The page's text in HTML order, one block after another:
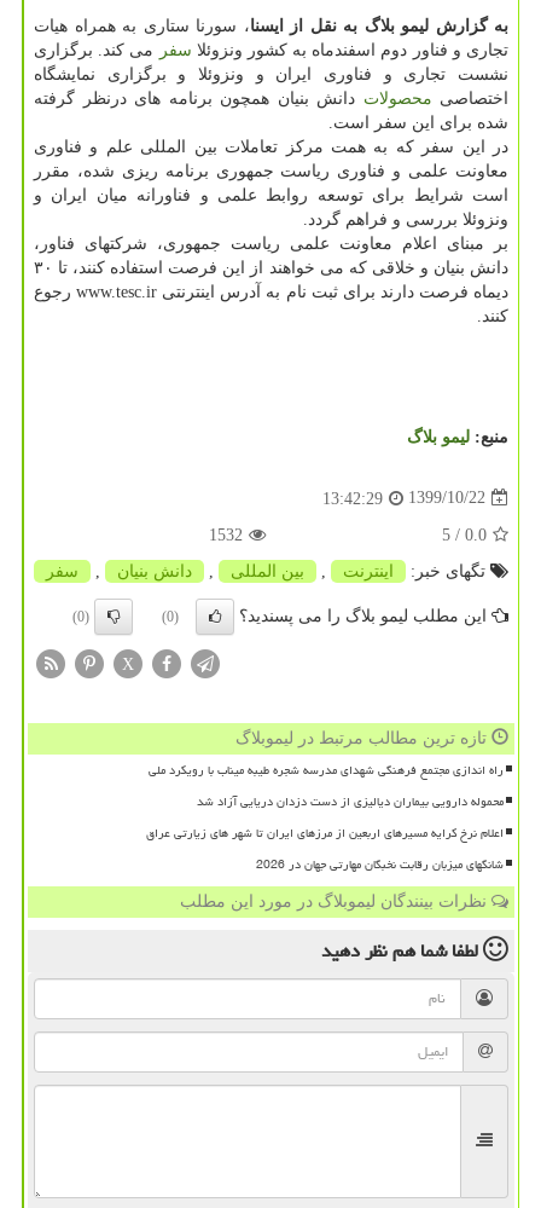
به گزارش لیمو بلاگ به نقل از ایسنا، سورنا ستاری به همراه هیات
تجاری و فناور دوم اسفندماه به کشور ونزوئلا سفر
می کند. برگزاری
نشست تجاری و فناوری ایران و ونزوئلا و برگزاری نمایشگاه
اختصاصی محصولات دانش بنیان همچون برنامه های درنظر گرفته
شده برای این سفر است.
در این سفر که به همت مرکز تعاملات بین المللی علم و فناوری
معاونت علمی و فناوری ریاست جمهوری برنامه ریزی شده، مقرر
است شرایط برای توسعه روابط علمی و فناورانه میان ایران و
ونزوئلا بررسی و فراهم گردد.
بر مبنای اعلام معاونت علمی ریاست جمهوری، شرکتهای فناور،
دانش بنیان و خلاقی که می خواهند از این فرصت استفاده کنند، تا ۳۰
دیماه فرصت دارند برای ثبت نام به آدرس اینترنتی www.tesc.ir رجوع
کنند.
منبع: لیمو بلاگ
1399/10/22
13:42:29
0.0
/ 5
1532
تگهای خبر:
اینترنت بین المللی دانش بنیان سفر
این مطلب لیمو بلاگ را می پسندید؟ (0)
(0)
X
تازه ترین مطالب مرتبط در لیموبلاگ
راه اندازی مجتمع فرهنگی شهدای مدرسه شجره طیبه میناب با رویکرد ملی
محموله دارویی بیماران دیالیزی از دست دزدان دریایی آزاد شد
اعلام نرخ کرایه مسیرهای اربعین از مرزهای ایران تا شهر های زیارتی عراق
شانگهای میزبان رقابت نخبگان مهارتی جهان در 2026
نظرات بینندگان لیموبلاگ در مورد این مطلب
لطفا شما همنظر دهید